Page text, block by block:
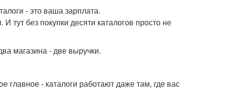
- это ваша зарплата.
тут без покупки десяти каталогов просто не
магазина - две выручки.
- каталоги работают даже там, где вас